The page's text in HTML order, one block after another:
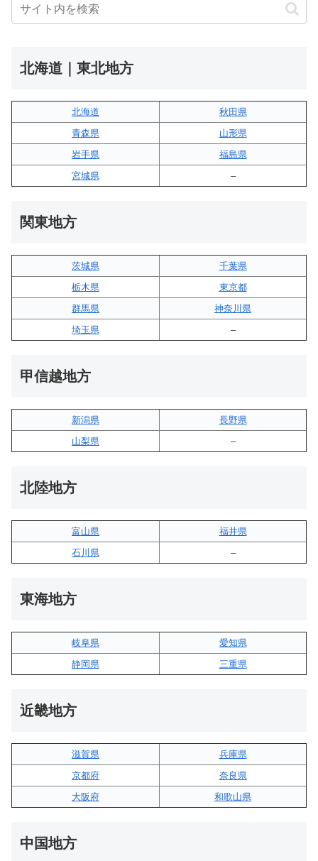
北海道｜東北地方
北海道
秋田県
青森県
山形県
岩手県
福島県
宮城県
–
関東地方
茨城県
千葉県
栃木県
東京都
群馬県
神奈川県
埼玉県
–
甲信越地方
新潟県
長野県
山梨県
–
北陸地方
富山県
福井県
石川県
–
東海地方
岐阜県
愛知県
静岡県
三重県
近畿地方
滋賀県
兵庫県
京都府
奈良県
大阪府
和歌山県
中国地方